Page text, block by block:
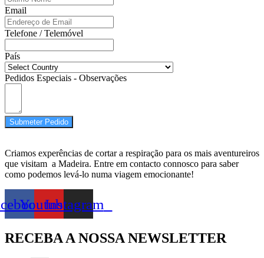
Email
Telefone / Telemóvel
País
Pedidos Especiais - Observações
Submeter Pedido
Criamos experências de cortar a respiração para os mais aventureiros
que visitam a Madeira. Entre em contacto connosco para saber
como podemos levá-lo numa viagem emocionante!
YoutubeInstagram
RECEBA A NOSSA NEWSLETTER